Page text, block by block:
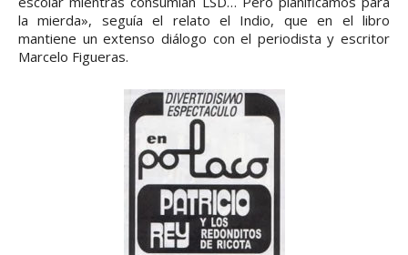
la mierda», seguía el relato el Indio, que en el libro
mantiene un extenso diálogo con el periodista y escritor
Marcelo Figueras.